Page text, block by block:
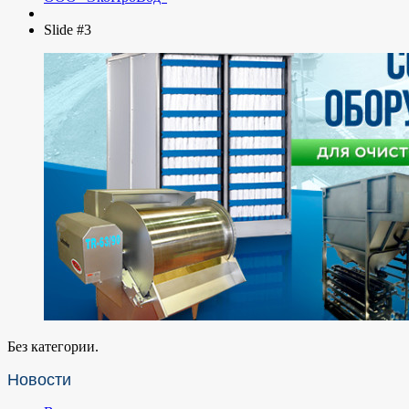
Slide #3
Без категории.
Новости